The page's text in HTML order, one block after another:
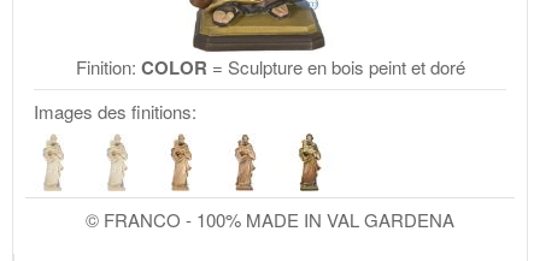
Finition: COLOR = Sculpture en bois peint et doré
Images des finitions:
© FRANCO - 100% MADE IN VAL GARDENA